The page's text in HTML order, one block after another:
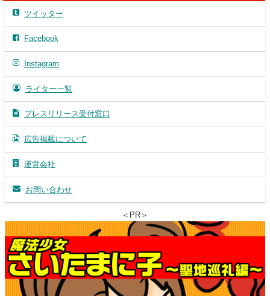
ツイッター
Facebook
Instagram
ライター一覧
プレスリリース受付窓口
広告掲載について
運営会社
お問い合わせ
＜PR＞